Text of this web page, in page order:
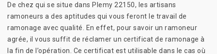
De chez qui se situe dans Plemy 22150, les artisans
ramoneurs a des aptitudes qui vous feront le travail de
ramonage avec qualité. En effet, pour savoir un ramoneur
agrée, il vous suffit de réclamer un certificat de ramonage à
la fin de l’opération. Ce certificat est utilisable dans le cas où